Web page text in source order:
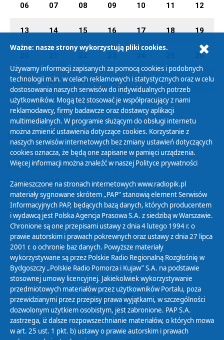
06 07 08 09 10 11 12
13 14 15 16 17 18 19
26
27 28 29 30 01 02 03
Polityka Prywatności
Zasady korzystania z Serwisu
Organizacje Pożytku Publicznego
Cyfryzacja DAB+
Polityka ochrony danych osobowych
Abonament
Zamówienia publiczne
Biuletyn Informacji Publicznej
Ważne: nasze strony wykorzystują pliki cookies.
Używamy informacji zapisanych za pomocą cookies i podobnych
technologii m.in. w celach reklamowych i statystycznych oraz w celu
dostosowania naszych serwisów do indywidualnych potrzeb
użytkowników. Mogą też stosować je współpracujący z nami
reklamodawcy, firmy badawcze oraz dostawcy aplikacji
multimedialnych. W programie służącym do obsługi internetu
można zmienić ustawienia dotyczące cookies. Korzystanie z
naszych serwisów internetowych bez zmiany ustawień dotyczących
cookies oznacza, że będą one zapisane w pamięci urządzenia.
Więcej informacji można znaleźć w naszej Polityce prywatności
Zamieszczone na stronach internetowych www.radiopik.pl
materiały sygnowane skrótem „PAP” stanowią element Serwisów
Informacyjnych PAP, będących bazą danych, których producentem
i wydawcą jest Polska Agencja Prasowa S.A. z siedzibą w Warszawie.
Chronione są one przepisami ustawy z dnia 4 lutego 1994 r. o
prawie autorskim i prawach pokrewnych oraz ustawy z dnia 27 lipca
2001 r. o ochronie baz danych. Powyższe materiały
wykorzystywane są przez Polskie Radio Regionalną Rozgłośnię w
Bydgoszczy „Polskie Radio Pomorza i Kujaw” S.A. na podstawie
stosownej umowy licencyjnej. Jakiekolwiek wykorzystywanie
przedmiotowych materiałów przez użytkowników Portalu, poza
przewidzianymi przez przepisy prawa wyjątkami, w szczególności
dozwolonym użytkiem osobistym, jest zabronione. PAP S.A.
zastrzega, iż dalsze rozpowszechnianie materiałów, o których mowa
w art. 25 ust. 1 pkt. b) ustawy o prawie autorskim i prawach